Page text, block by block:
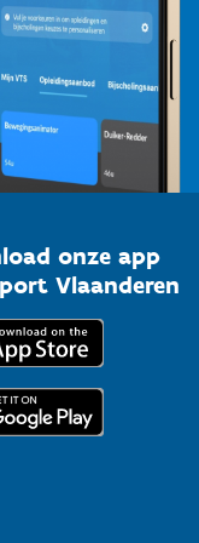
onze app
Vlaanderen